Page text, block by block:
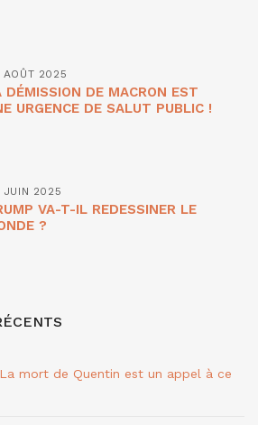
AOÛT 2025
DÉMISSION DE MACRON EST
URGENCE DE SALUT PUBLIC !
JUIN 2025
VA-T-IL REDESSINER LE
?
La mort de Quentin est un appel à ce